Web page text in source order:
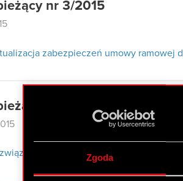
Zgoda
nr 3/2015
zabezpieczeń umowy ramowej
nr 2/2015
porozumienia akcjonariuszy